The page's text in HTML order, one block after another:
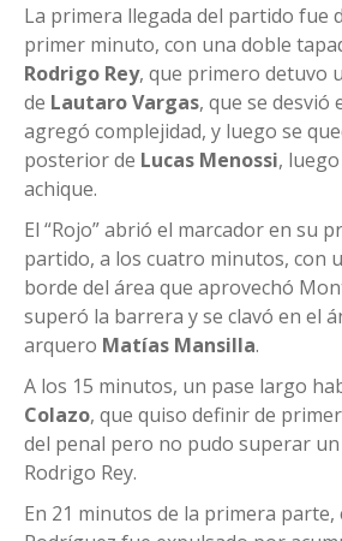
La primera llegada del partido fue
primer minuto, con una doble
Rodrigo Rey, que primero detuvo
de Lautaro Vargas, que se desvió
agregó complejidad, y luego se
posterior de Lucas Menossi,
achique.
El “Rojo” abrió el marcador en su
partido, a los cuatro minutos, con
borde del área que aprovechó
superó la barrera y se clavó en el
arquero Matías Mansilla.
A los 15 minutos, un pase largo
Colazo, que quiso definir de
del penal pero no pudo superar
Rodrigo Rey.
En 21 minutos de la primera